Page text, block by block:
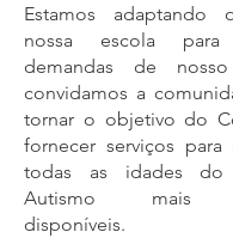
Estamos
nossa escola
demandas de nosso
convidamos a
tornar o objetivo do
fornecer serviços
todas as idades do
Autismo mais
disponíveis.